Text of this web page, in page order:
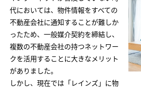
代においては、物件情報をすべての
不動産会社に通知することが難しか
ったため、一般媒介契約を締結し、
複数の不動産会社の持つネットワー
クを活用することに大きなメリット
がありました。
しかし、現在では「レインズ」に物